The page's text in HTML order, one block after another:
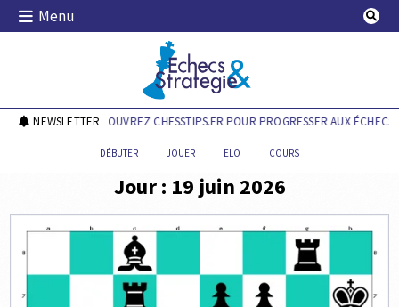
Skip
Menu
Echecs & Stratégie
NEWSLETTERDÉCOUVREZ CHESSTIPS.FR POUR PROGRESSER AUX ÉCHECS !
DÉBUTER JOUER ELO COURS
Jour : 19 juin 2026